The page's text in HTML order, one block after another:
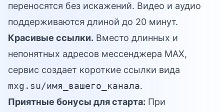
переносятся без искажений. Видео и аудио
поддерживаются длиной до 20 минут.
Красивые ссылки. Вместо длинных и
непонятных адресов мессенджера MAX,
сервис создает короткие ссылки вида
mxg.su/имя_вашего_канала.
Приятные бонусы для старта: При